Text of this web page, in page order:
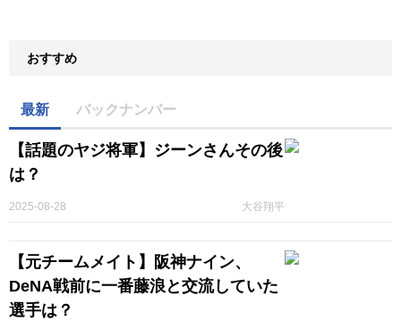
おすすめ
最新 バックナンバー
【話題のヤジ将軍】ジーンさんその後
は？
大谷翔平
2025-08-28
【元チームメイト】阪神ナイン、
DeNA戦前に一番藤浪と交流していた
選手は？